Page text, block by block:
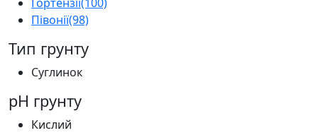
Півонії(98)
Тип грунту
Суглинок
pH грунту
Кислий